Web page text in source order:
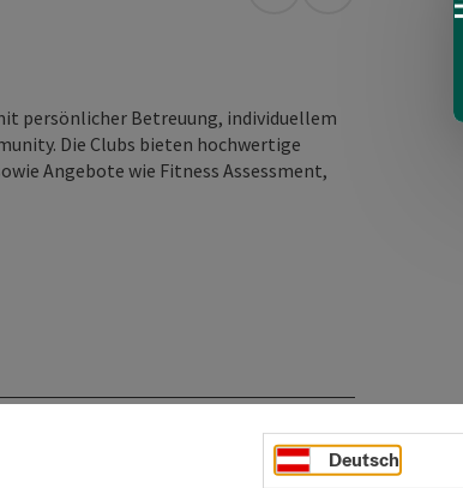
persönlicher Betreuung, individuellem
Die Clubs bieten hochwertige
Angebote wie Fitness Assessment,
Deutsch